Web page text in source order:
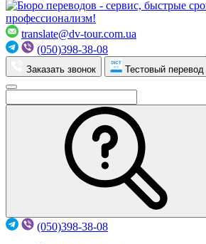
translate@dv-tour.com.ua
(050)398-38-08
Заказать звонок Тестовый перевод
(050)398-38-08